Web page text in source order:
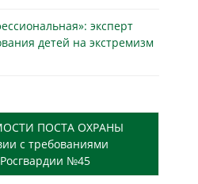
эксперт
детей на экстремизм
ПОСТА ОХРАНЫ
с требованиями
№45